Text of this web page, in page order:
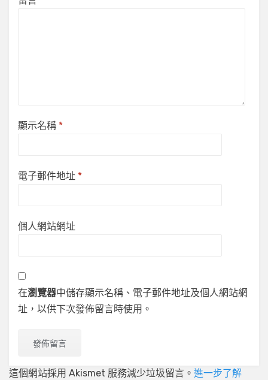
顯示名稱 *
電子郵件地址 *
個人網站網址
在瀏覽器中儲存顯示名稱、電子郵件地址及個人網站網
址，以供下次發佈留言時使用。
這個網站採用 Akismet 服務減少垃圾留言。 進一步了解